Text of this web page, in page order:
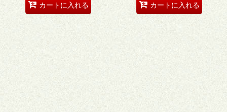
カートに入れる カートに入れる